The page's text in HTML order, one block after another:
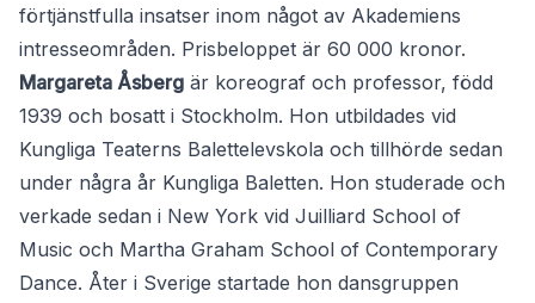
förtjänstfulla insatser inom något av Akademiens
intresseområden. Prisbeloppet är 60 000 kronor.
Margareta Åsberg är koreograf och professor, född
1939 och bosatt i Stockholm. Hon utbildades vid
Kungliga Teaterns Balettelevskola och tillhörde sedan
under några år Kungliga Baletten. Hon studerade och
verkade sedan i New York vid Juilliard School of
Music och Martha Graham School of Contemporary
Dance. Åter i Sverige startade hon dansgruppen